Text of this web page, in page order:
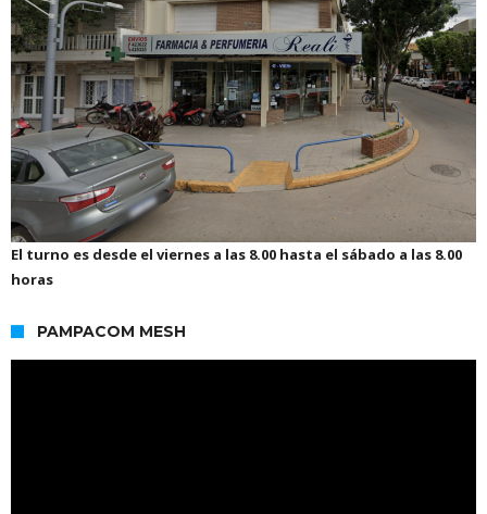
El turno es desde el viernes a las 8.00 hasta el sábado a las 8.00
horas
PAMPACOM MESH